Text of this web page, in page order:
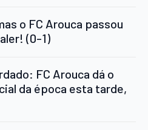
o FC Arouca passou
(0-1)
FC Arouca dá o
da época esta tarde,